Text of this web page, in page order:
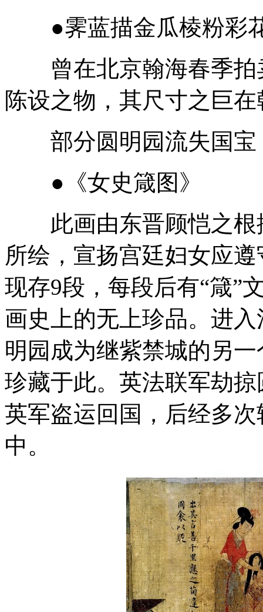
●霁蓝描金瓜棱粉彩
曾在北京翰海春季拍
陈设之物，其尺寸之巨
部分圆明园流失国宝
●《女史箴图》
此画由东晋顾恺之根
所绘，宣扬宫廷妇女应
现存9段，每段后有“箴”
画史上的无上珍品。进
明园成为继紫禁城的另
珍藏于此。英法联军劫
英军盗运回国，后经多
中。